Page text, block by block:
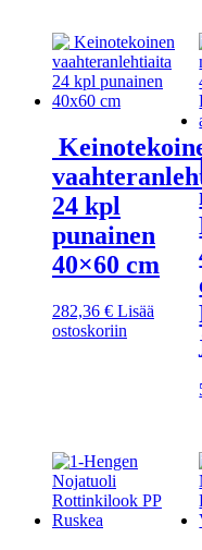
24 kpl
punainen
40×60 cm
282,36 € Lisää
ostoskoriin